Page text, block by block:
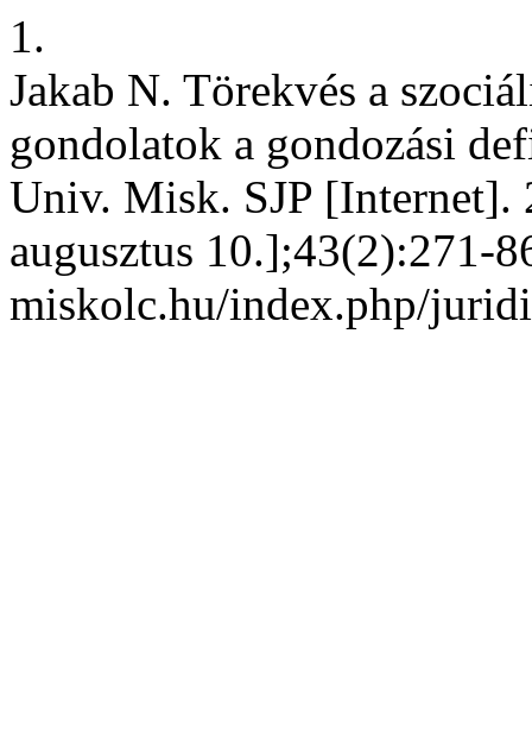
1.
Jakab N. Törekvés a
gondolatok a gondozási
Univ. Misk. SJP [Internet].
augusztus 10.];43(2):271-
miskolc.hu/index.php/